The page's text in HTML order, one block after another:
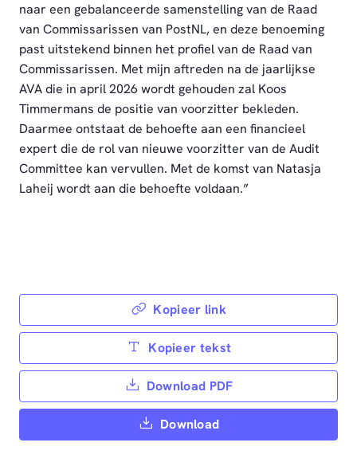
naar een gebalanceerde samenstelling van de Raad
van Commissarissen van PostNL, en deze benoeming
past uitstekend binnen het profiel van de Raad van
Commissarissen. Met mijn aftreden na de jaarlijkse
AVA die in april 2026 wordt gehouden zal Koos
Timmermans de positie van voorzitter bekleden.
Daarmee ontstaat de behoefte aan een financieel
expert die de rol van nieuwe voorzitter van de Audit
Committee kan vervullen. Met de komst van Natasja
Laheij wordt aan die behoefte voldaan.”
Kopieer link
Kopieer tekst
Download PDF
Download